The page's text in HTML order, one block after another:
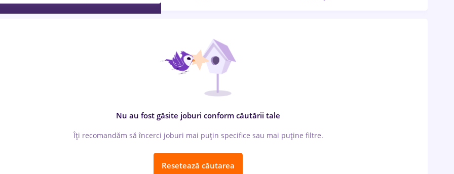
Nu au fost găsite joburi conform căutării tale
Îți recomandăm să încerci joburi mai puțin specifice sau mai puține filtre.
Resetează căutarea